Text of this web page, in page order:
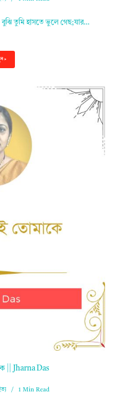
তুমি হাসতে ভুলে গেছ;যার…
»
|| Jharna Das
1 Min Read